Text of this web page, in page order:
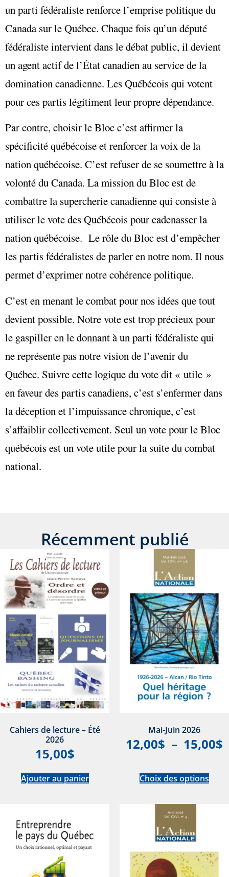
un parti fédéraliste renforce l’emprise politique du
Canada sur le Québec. Chaque fois qu’un député
fédéraliste intervient dans le débat public, il devient
un agent actif de l’État canadien au service de la
domination canadienne. Les Québécois qui votent
pour ces partis légitiment leur propre dépendance.
Par contre, choisir le Bloc c’est affirmer la
spécificité québécoise et renforcer la voix de la
nation québécoise. C’est refuser de se soumettre à la
volonté du Canada. La mission du Bloc est de
combattre la supercherie canadienne qui consiste à
utiliser le vote des Québécois pour cadenasser la
nation québécoise. Le rôle du Bloc est d’empêcher
les partis fédéralistes de parler en notre nom. Il nous
permet d’exprimer notre cohérence politique.
C’est en menant le combat pour nos idées que tout
devient possible. Notre vote est trop précieux pour
le gaspiller en le donnant à un parti fédéraliste qui
ne représente pas notre vision de l’avenir du
Québec. Suivre cette logique du vote dit « utile »
en faveur des partis canadiens, c’est s’enfermer dans
la déception et l’impuissance chronique, c’est
s’affaiblir collectivement. Seul un vote pour le Bloc
québécois est un vote utile pour la suite du combat
national.
Récemment publié
Cahiers de lecture – Été
2026
15,00$
Ajouter au panier
Mai-Juin 2026
12,00$ – 15,00$
Choix des options